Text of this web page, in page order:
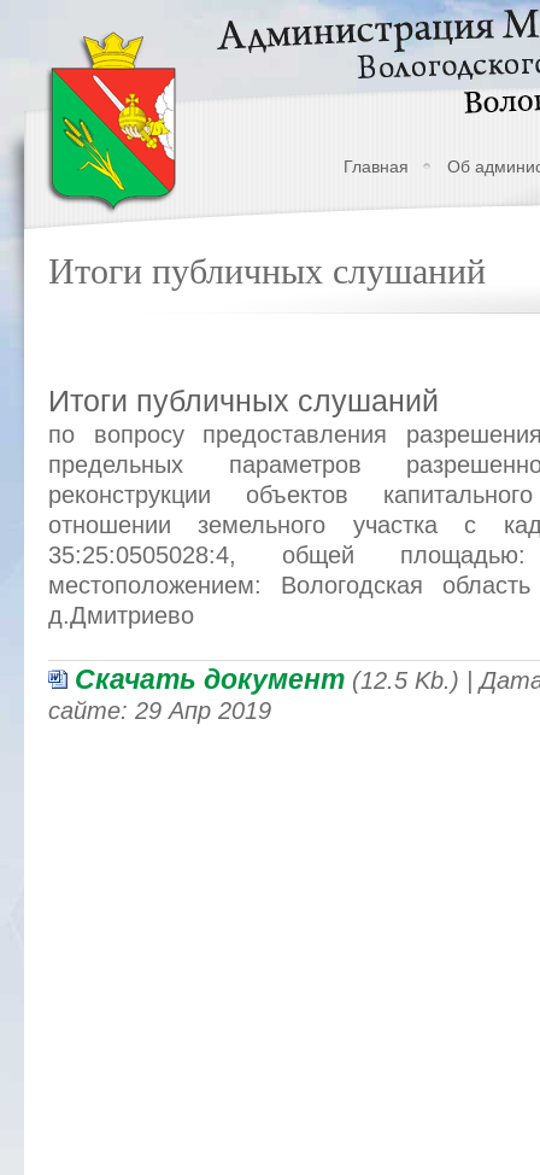
Главная Об
Итоги публичных слушаний
Итоги публичных слушаний
по вопросу предоставления
предельных параметров
реконструкции объектов
отношении земельного участка с
35:25:0505028:4, общей
местоположением: Вологодская
д.Дмитриево
Скачать документ (12.5 Kb.) |
сайте: 29 Апр 2019